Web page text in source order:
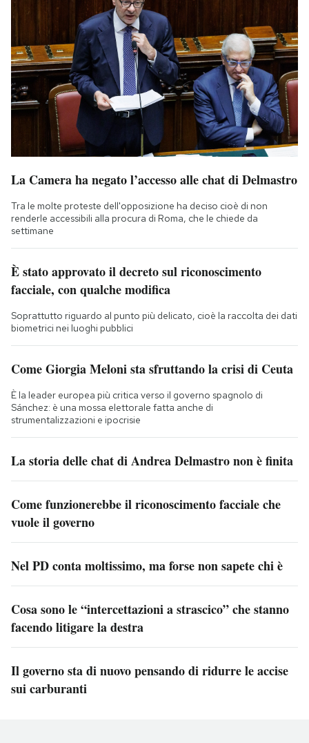
La Camera ha negato l’accesso alle chat di Delmastro
Tra le molte proteste dell'opposizione ha deciso cioè di non
renderle accessibili alla procura di Roma, che le chiede da
settimane
È stato approvato il decreto sul riconoscimento
facciale, con qualche modifica
Soprattutto riguardo al punto più delicato, cioè la raccolta dei dati
biometrici nei luoghi pubblici
Come Giorgia Meloni sta sfruttando la crisi di Ceuta
È la leader europea più critica verso il governo spagnolo di
Sánchez: è una mossa elettorale fatta anche di
strumentalizzazioni e ipocrisie
La storia delle chat di Andrea Delmastro non è finita
Come funzionerebbe il riconoscimento facciale che
vuole il governo
Nel PD conta moltissimo, ma forse non sapete chi è
Cosa sono le “intercettazioni a strascico” che stanno
facendo litigare la destra
Il governo sta di nuovo pensando di ridurre le accise
sui carburanti